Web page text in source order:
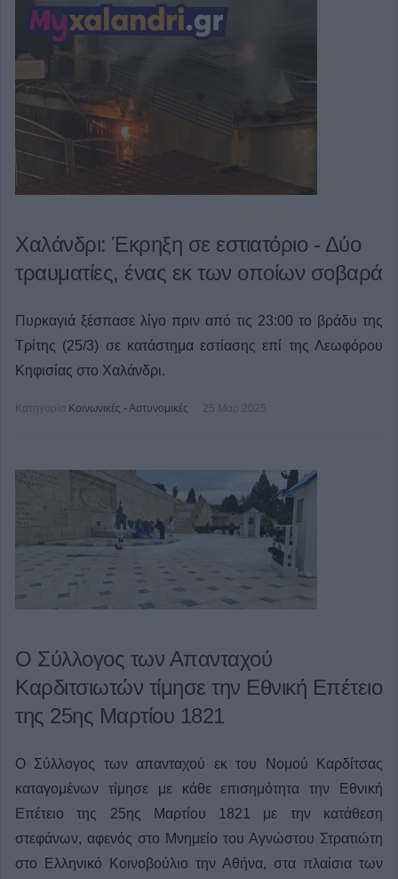
Χαλάνδρι: Έκρηξη σε εστιατόριο - Δύο
τραυματίες, ένας εκ των οποίων σοβαρά
Πυρκαγιά ξέσπασε λίγο πριν από τις 23:00 το βράδυ της
Τρίτης (25/3) σε κατάστημα εστίασης επί της Λεωφόρου
Κηφισίας στο Χαλάνδρι.
Κατηγορία Κοινωνικές - Αστυνομικές 25 Μαρ 2025
Ο Σύλλογος των Απανταχού
Καρδιτσιωτών τίμησε την Εθνική Επέτειο
της 25ης Μαρτίου 1821
Ο Σύλλογος των απανταχού εκ του Νομού Καρδίτσας
καταγομένων τίμησε με κάθε επισημότητα την Εθνική
Επέτειο της 25ης Μαρτίου 1821 με την κατάθεση
στεφάνων, αφενός στο Μνημείο του Αγνώστου Στρατιώτη
στο Ελληνικό Κοινοβούλιο την Αθήνα, στα πλαίσια των